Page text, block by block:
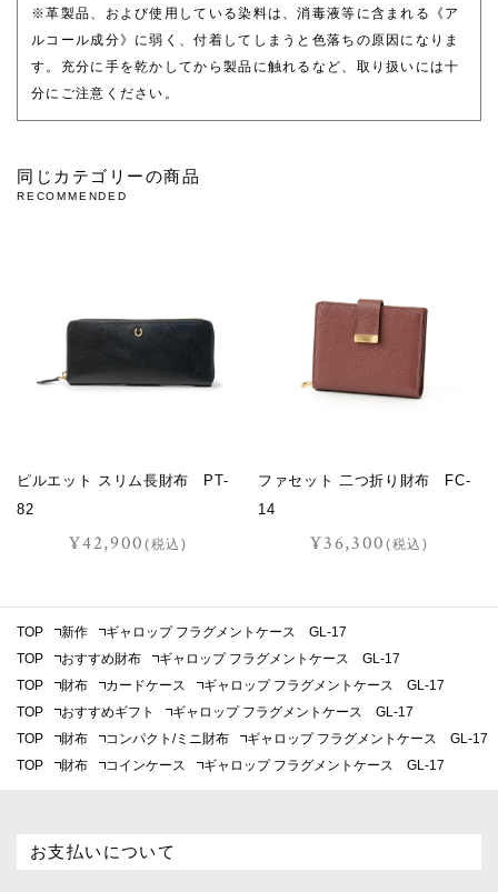
※革製品、および使用している染料は、消毒液等に含まれる《ア
ルコール成分》に弱く、付着してしまうと色落ちの原因になりま
す。充分に手を乾かしてから製品に触れるなど、取り扱いには十
分にご注意ください。
同じカテゴリーの商品
RECOMMENDED
ピルエット スリム長財布 PT-
82
¥42,900(税込)
ファセット 二つ折り財布 FC-
14
¥36,300(税込)
TOP 新作
ギャロップ フラグメントケース GL-17
TOP
おすすめ財布
ギャロップ フラグメントケース GL-17
TOP
財布 カードケース
ギャロップ フラグメントケース GL-17
TOP
おすすめギフト
ギャロップ フラグメントケース GL-17
TOP
財布 コンパクト/ミニ財布
ギャロップ フラグメントケース GL-17
TOP
財布 コインケース ギャロップ フラグメントケース GL-17
お支払いについて